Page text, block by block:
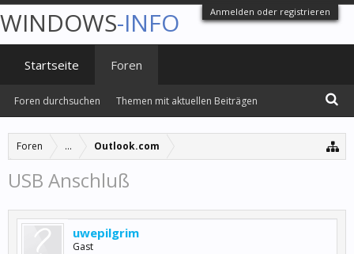
Anmelden oder registrieren
Foren ... Outlook.com
USB Anschluß
uwepilgrim
Gast
WINDOWS-INFO
Startseite Foren
Foren durchsuchen Themen mit aktuellen Beiträgen